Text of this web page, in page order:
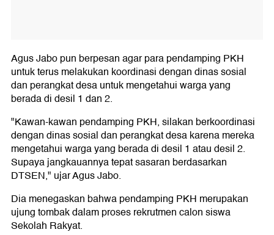
Agus Jabo pun berpesan agar para pendamping PKH
untuk terus melakukan koordinasi dengan dinas sosial
dan perangkat desa untuk mengetahui warga yang
berada di desil 1 dan 2.
"Kawan-kawan pendamping PKH, silakan berkoordinasi
dengan dinas sosial dan perangkat desa karena mereka
mengetahui warga yang berada di desil 1 atau desil 2.
Supaya jangkauannya tepat sasaran berdasarkan
DTSEN," ujar Agus Jabo.
Dia menegaskan bahwa pendamping PKH merupakan
ujung tombak dalam proses rekrutmen calon siswa
Sekolah Rakyat.